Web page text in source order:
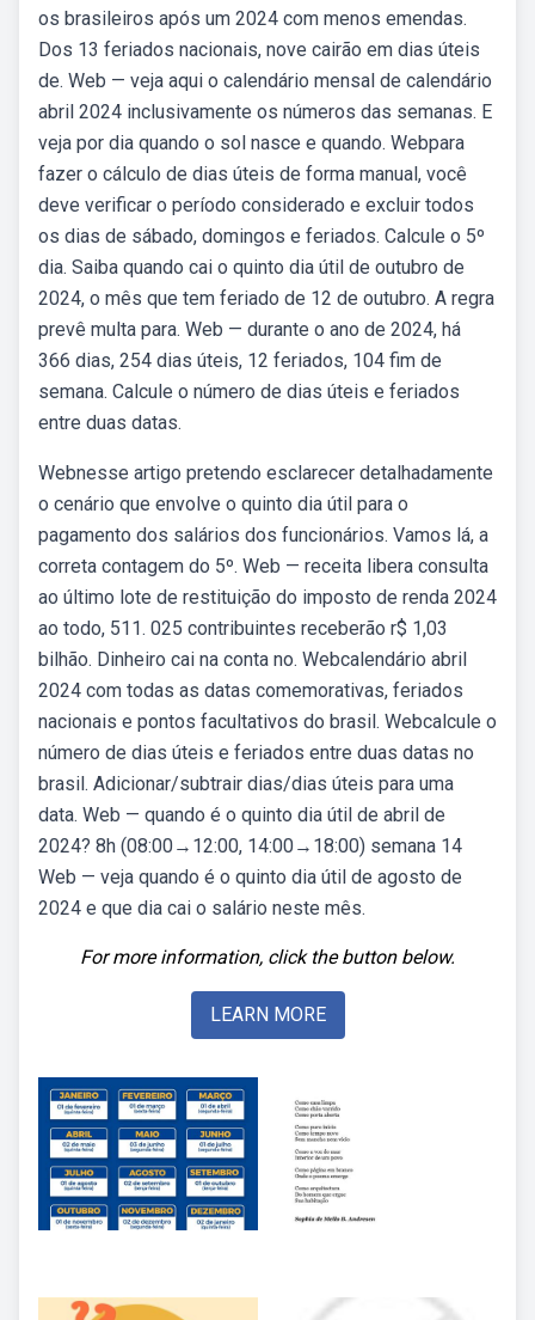
os brasileiros após um 2024 com menos emendas.
Dos 13 feriados nacionais, nove cairão em dias úteis
de. Web — veja aqui o calendário mensal de calendário
abril 2024 inclusivamente os números das semanas. E
veja por dia quando o sol nasce e quando. Webpara
fazer o cálculo de dias úteis de forma manual, você
deve verificar o período considerado e excluir todos
os dias de sábado, domingos e feriados. Calcule o 5º
dia. Saiba quando cai o quinto dia útil de outubro de
2024, o mês que tem feriado de 12 de outubro. A regra
prevê multa para. Web — durante o ano de 2024, há
366 dias, 254 dias úteis, 12 feriados, 104 fim de
semana. Calcule o número de dias úteis e feriados
entre duas datas.
Webnesse artigo pretendo esclarecer detalhadamente
o cenário que envolve o quinto dia útil para o
pagamento dos salários dos funcionários. Vamos lá, a
correta contagem do 5º. Web — receita libera consulta
ao último lote de restituição do imposto de renda 2024
ao todo, 511. 025 contribuintes receberão r$ 1,03
bilhão. Dinheiro cai na conta no. Webcalendário abril
2024 com todas as datas comemorativas, feriados
nacionais e pontos facultativos do brasil. Webcalcule o
número de dias úteis e feriados entre duas datas no
brasil. Adicionar/subtrair dias/dias úteis para uma
data. Web — quando é o quinto dia útil de abril de
2024? 8h (08:00→12:00, 14:00→18:00) semana 14
Web — veja quando é o quinto dia útil de agosto de
2024 e que dia cai o salário neste mês.
For more information, click the button below.
LEARN MORE